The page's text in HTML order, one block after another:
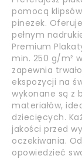
pomocą
pinezek.
pełnym
Premium
min. 250 g/m²
zapewnia
ekspozycji na
wykonane są z
materiałów,
dziecięcych.
jakości przed
oczekiwania.
opowiedzieć